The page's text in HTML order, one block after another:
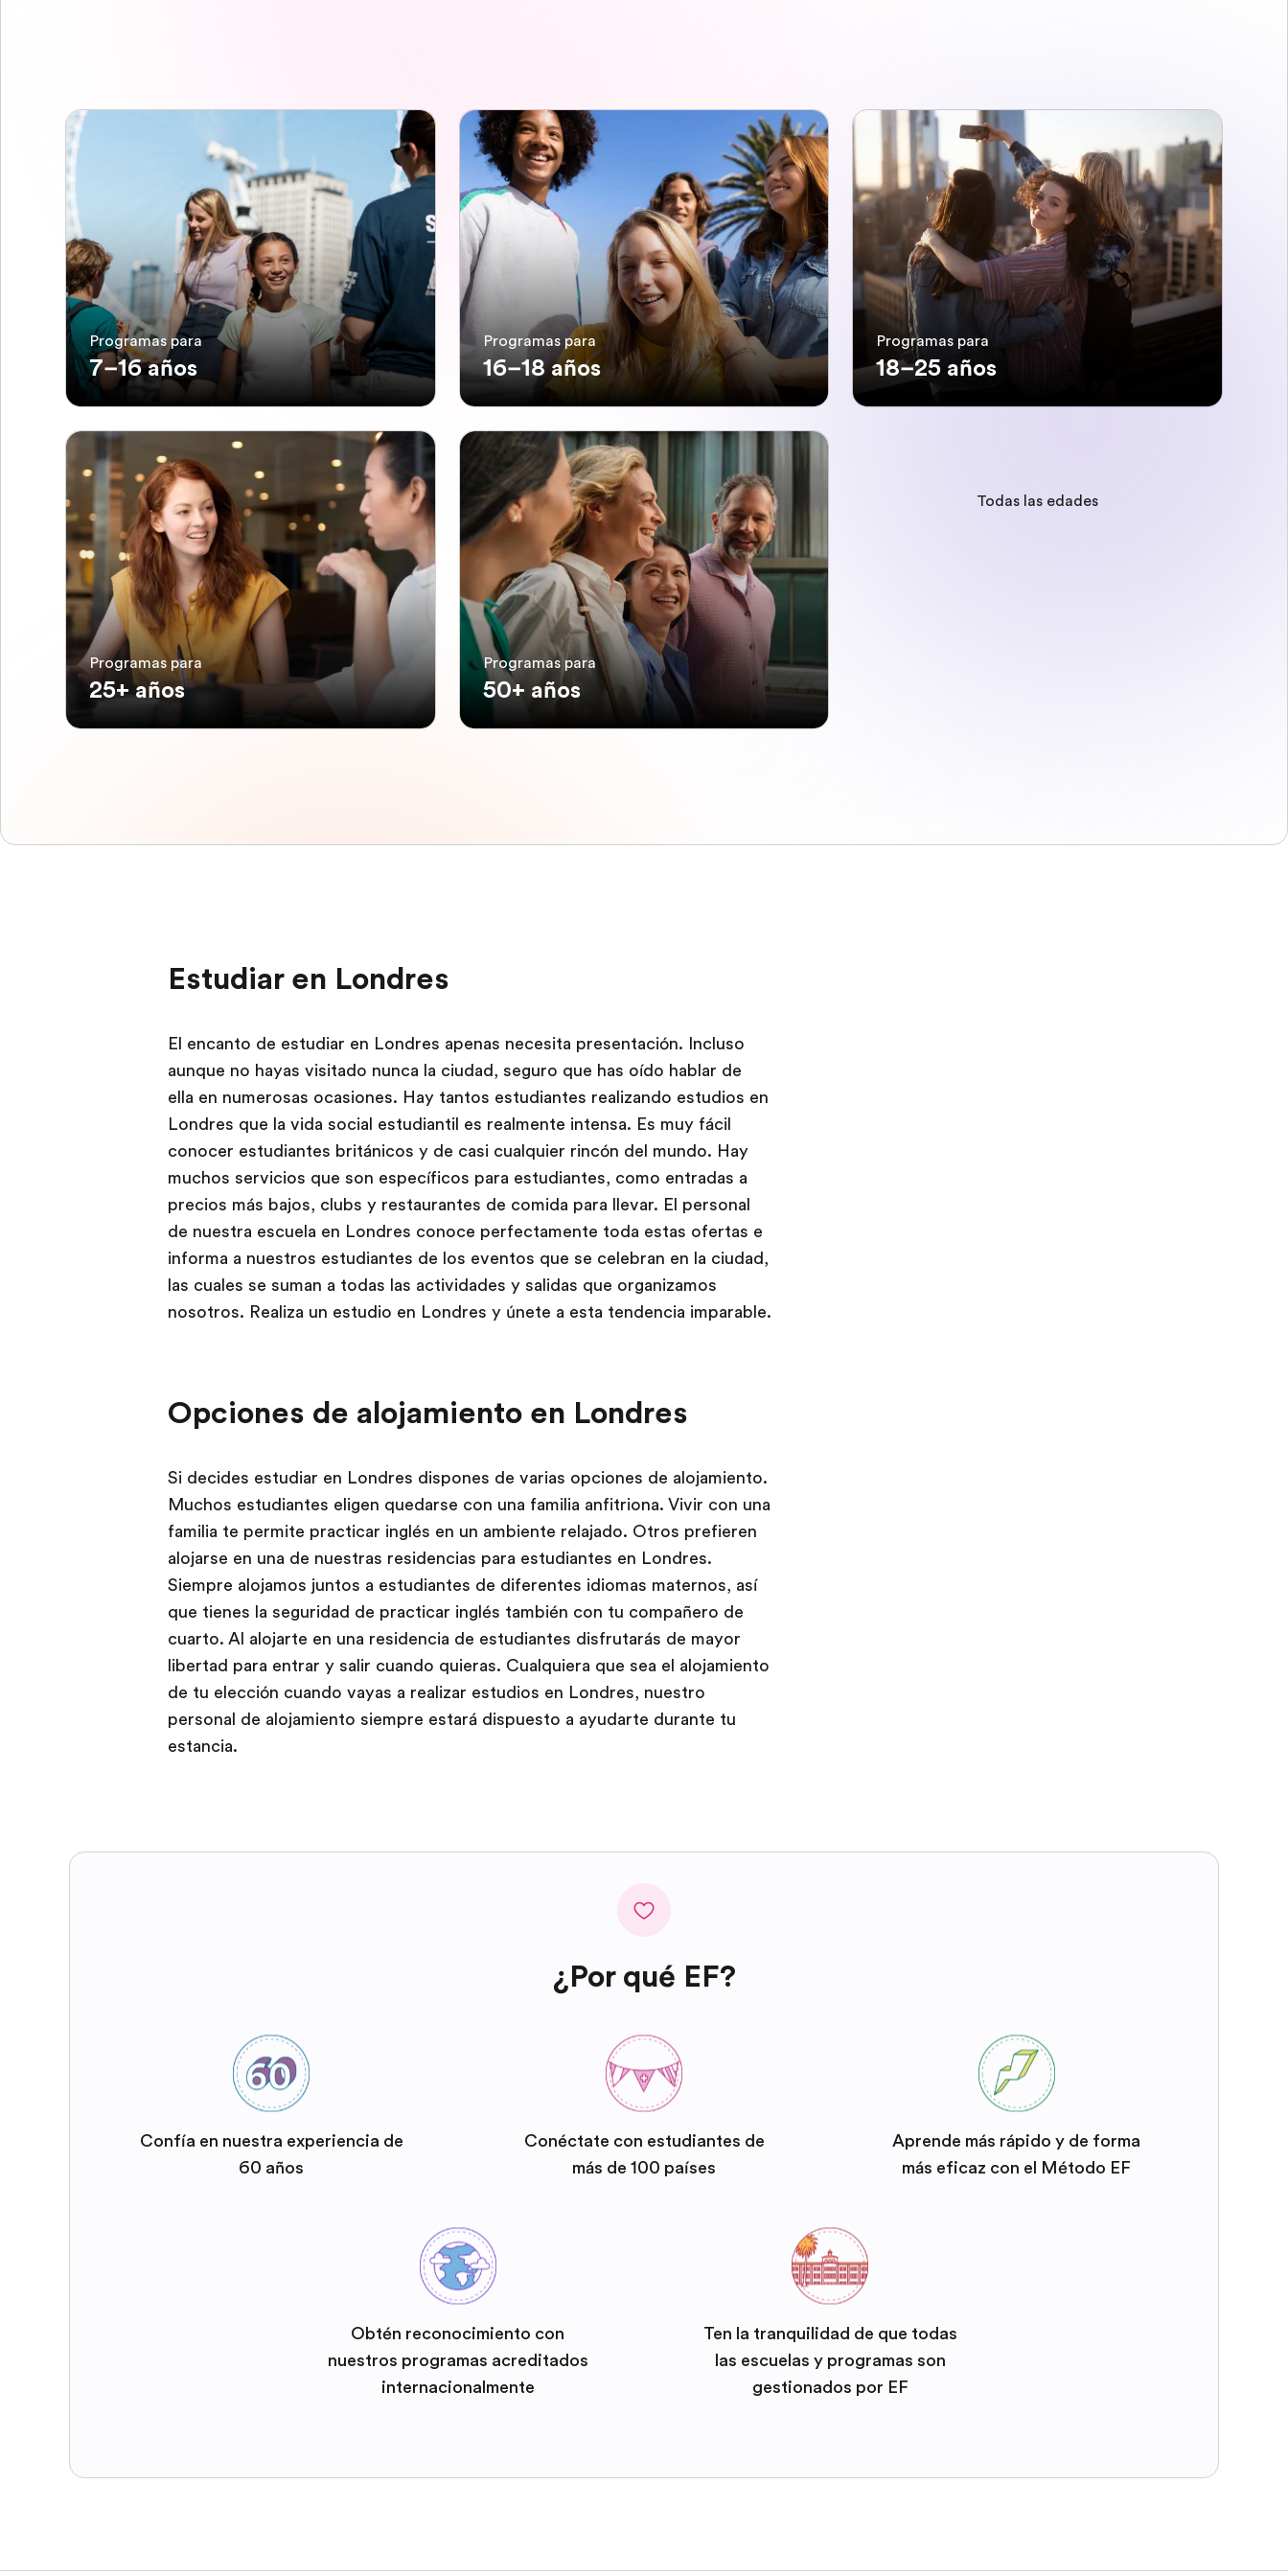
Programas para
7–16 años
Programas para
16–18 años
Programas para
18–25 años
Programas para
25+ años
Programas para
50+ años
Todas las edades
Estudiar en Londres
El encanto de estudiar en Londres apenas necesita presentación. Incluso
aunque no hayas visitado nunca la ciudad, seguro que has oído hablar de
ella en numerosas ocasiones. Hay tantos estudiantes realizando estudios en
Londres que la vida social estudiantil es realmente intensa. Es muy fácil
conocer estudiantes británicos y de casi cualquier rincón del mundo. Hay
muchos servicios que son específicos para estudiantes, como entradas a
precios más bajos, clubs y restaurantes de comida para llevar. El personal
de nuestra escuela en Londres conoce perfectamente toda estas ofertas e
informa a nuestros estudiantes de los eventos que se celebran en la ciudad,
las cuales se suman a todas las actividades y salidas que organizamos
nosotros. Realiza un estudio en Londres y únete a esta tendencia imparable.
Opciones de alojamiento en Londres
Si decides estudiar en Londres dispones de varias opciones de alojamiento.
Muchos estudiantes eligen quedarse con una familia anfitriona. Vivir con una
familia te permite practicar inglés en un ambiente relajado. Otros prefieren
alojarse en una de nuestras residencias para estudiantes en Londres.
Siempre alojamos juntos a estudiantes de diferentes idiomas maternos, así
que tienes la seguridad de practicar inglés también con tu compañero de
cuarto. Al alojarte en una residencia de estudiantes disfrutarás de mayor
libertad para entrar y salir cuando quieras. Cualquiera que sea el alojamiento
de tu elección cuando vayas a realizar estudios en Londres, nuestro
personal de alojamiento siempre estará dispuesto a ayudarte durante tu
estancia.
¿Por qué EF?
Confía en nuestra experiencia de
60 años
Conéctate con estudiantes de
más de 100 países
Aprende más rápido y de forma
más eficaz con el Método EF
Obtén reconocimiento con
nuestros programas acreditados
internacionalmente
Ten la tranquilidad de que todas
las escuelas y programas son
gestionados por EF